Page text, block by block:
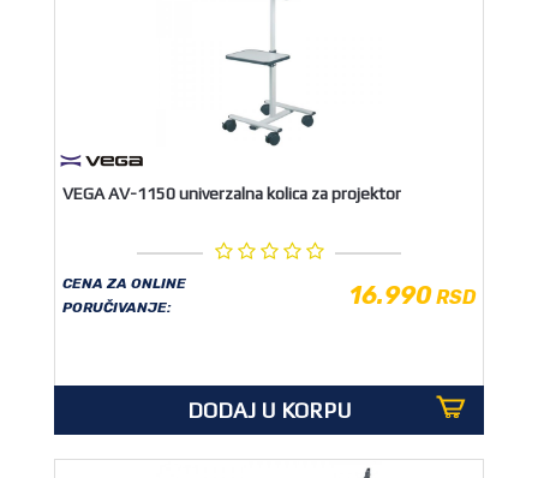
VEGA AV-1150 univerzalna kolica za projektor
CENA ZA ONLINE
PORUČIVANJE:
16.990RSD
DODAJ U KORPU